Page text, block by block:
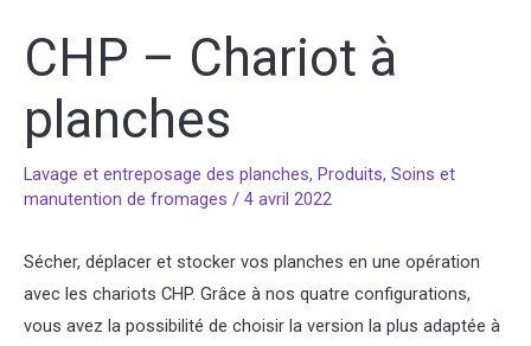
CHP – Chariot à
planches
Lavage et entreposage des planches, Produits, Soins et
manutention de fromages / 4 avril 2022
Sécher, déplacer et stocker vos planches en une opération
avec les chariots CHP. Grâce à nos quatre configurations,
vous avez la possibilité de choisir la version la plus adaptée à